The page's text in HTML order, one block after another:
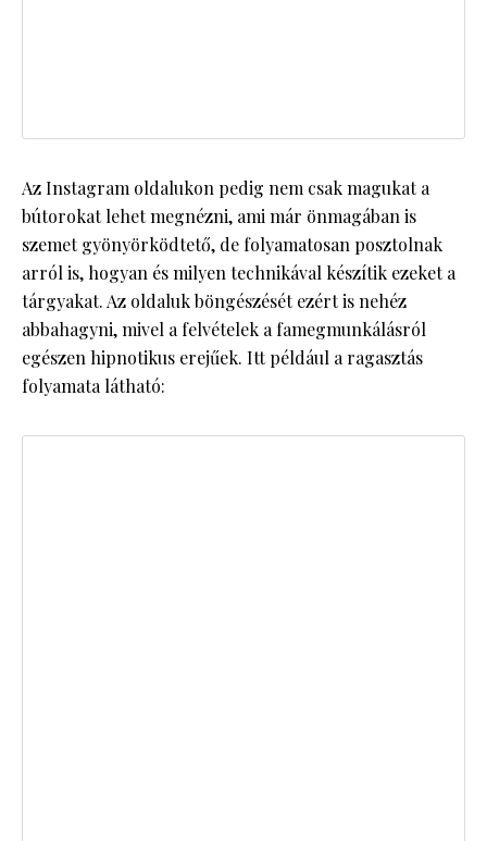
Az Instagram oldalukon pedig nem csak magukat a
bútorokat lehet megnézni, ami már önmagában is
szemet gyönyörködtető, de folyamatosan posztolnak
arról is, hogyan és milyen technikával készítik ezeket a
tárgyakat. Az oldaluk böngészését ezért is nehéz
abbahagyni, mivel a felvételek a famegmunkálásról
egészen hipnotikus erejűek. Itt például a ragasztás
folyamata látható: